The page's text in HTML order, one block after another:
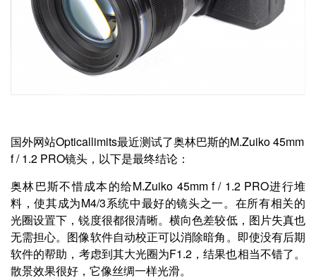
国外网站Opticallimits最近测试了奥林巴斯的M.Zuiko 45mm
f / 1.2 PRO镜头，以下是最终结论：
奥林巴斯不惜成本的给M.Zuiko 45mm f / 1.2 PRO进行堆
料，使其成为M4/3系统中最好的镜头之一。在所有相关的
光圈设置下，锐度很都很清晰。横向色差较低，图片失真也
无需担心。图像软件自动校正可以消除暗角。即使没有后期
软件的帮助，考虑到其大光圈为F1.2，结果也相当不错了。
散景效果很好，它像丝绸一样光滑。